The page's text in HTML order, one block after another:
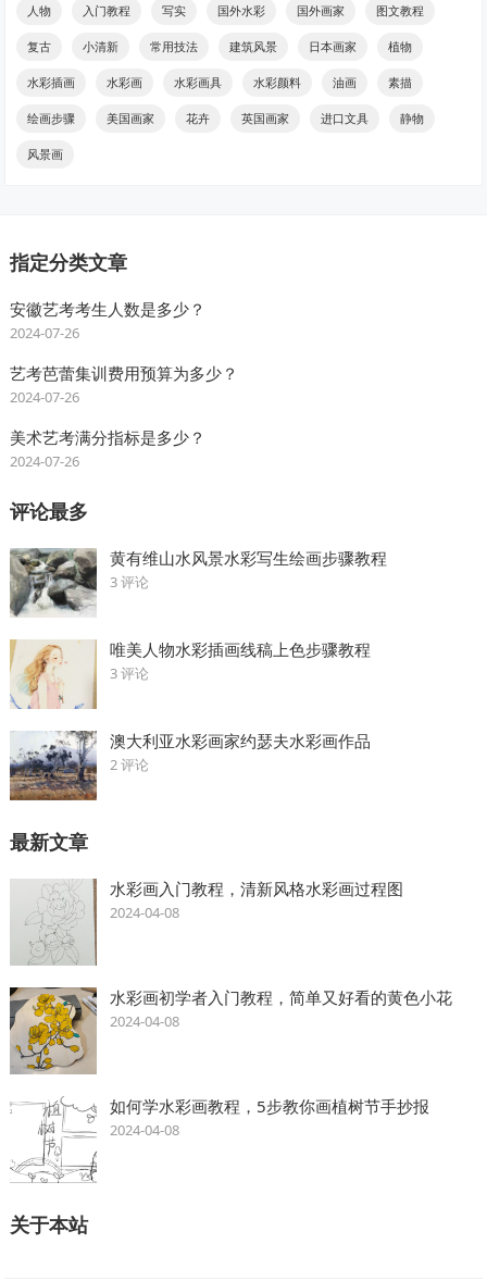
人物 入门教程 写实 国外水彩 国外画家 图文教程
复古 小清新 常用技法 建筑风景 日本画家 植物
水彩插画 水彩画 水彩画具 水彩颜料 油画 素描
绘画步骤 美国画家 花卉 英国画家 进口文具 静物
风景画
指定分类文章
安徽艺考考生人数是多少？
2024-07-26
艺考芭蕾集训费用预算为多少？
2024-07-26
美术艺考满分指标是多少？
2024-07-26
评论最多
黄有维山水风景水彩写生绘画步骤教程
3 评论
唯美人物水彩插画线稿上色步骤教程
3 评论
澳大利亚水彩画家约瑟夫水彩画作品
2 评论
最新文章
水彩画入门教程，清新风格水彩画过程图
2024-04-08
水彩画初学者入门教程，简单又好看的黄色小花
2024-04-08
如何学水彩画教程，5步教你画植树节手抄报
2024-04-08
关于本站